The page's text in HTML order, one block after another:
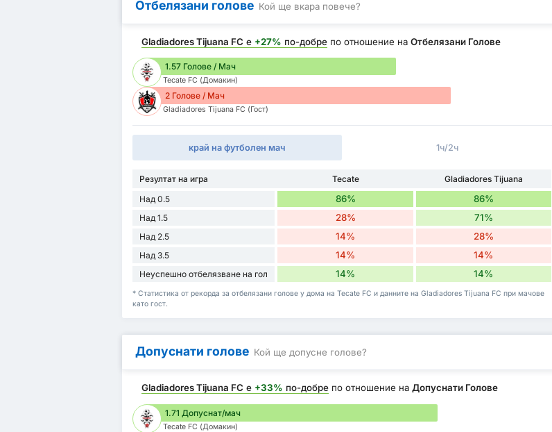
Отбелязани голове Кой ще вкара повече?
Gladiadores Tijuana FC е +27% по-добре по отношение наОтбелязани Голове
1.57 Голове / Мач
Tecate FC (Домакин)
2 Голове / Мач
Gladiadores Tijuana FC (Гост)
край на футболен мач 1ч/2ч
Резултат на игра Tecate
Gladiadores Tijuana
Над 0.5
86% 86%
Над 1.5 28% 71%
Над 2.5 14% 28%
Над 3.5 14% 14%
Неуспешно отбелязване на гол 14% 14%
* Статистика от рекорда за отбелязани голове у дома на Tecate FC и данните на Gladiadores Tijuana FC при мачове
като гост.
Допуснати голове Кой ще допусне голове?
Gladiadores Tijuana FC е +33% по-добре по отношение наДопуснати Голове
1.71 Допуснат/мач
Tecate FC (Домакин)